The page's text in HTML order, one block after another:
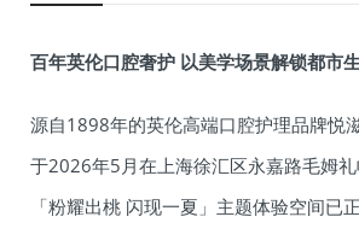
百年英伦口腔奢护 以美学场景解锁都市
源自1898年的英伦高端口腔护理品牌悦
于2026年5月在上海徐汇区永嘉路毛姆
「粉耀出桃 闪现一夏」主题体验空间已